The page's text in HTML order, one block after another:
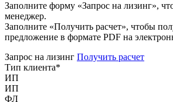
Заполните форму «Запрос на лизинг»,
менеджер.
Заполните «Получить расчет», чтобы
предложение в формате PDF на
Запрос на лизинг Получить расчет
Тип клиента*
ИП
ИП
ФЛ